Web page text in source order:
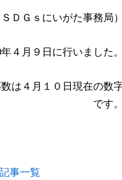
ＳＤＧｓにいがた事務局
４月９日に行いました
は４月１０日現在の数
です
事一覧